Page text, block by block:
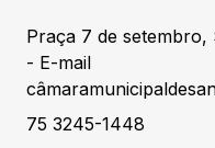
Praça 7 de
- E-mail
75 3245-1448